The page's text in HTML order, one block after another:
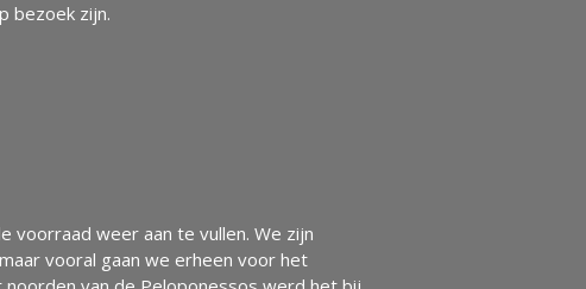
bezoek zijn.
voorraad weer aan te vullen. We zijn
vooral gaan we erheen voor het